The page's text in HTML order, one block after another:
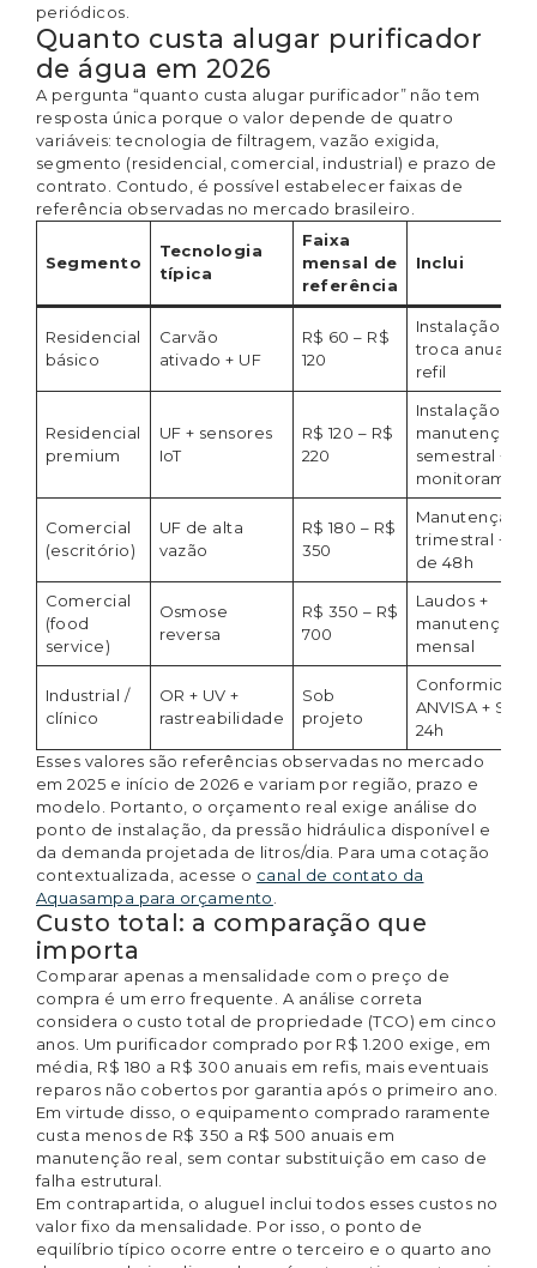
periódicos.
Quanto custa alugar purificador
de água em 2026
A pergunta “quanto custa alugar purificador” não tem
resposta única porque o valor depende de quatro
variáveis: tecnologia de filtragem, vazão exigida,
segmento (residencial, comercial, industrial) e prazo de
contrato. Contudo, é possível estabelecer faixas de
referência observadas no mercado brasileiro.
Segmento
Tecnologia
típica
Faixa
mensal de
referência
Inclui
Residencial
básico
Carvão
ativado + UF
R$ 60 – R$
120
Instalação +
troca anual de
refil
Residencial
premium
UF + sensores
IoT
R$ 120 – R$
220
Instalação +
manutenção
semestral +
Comercial
(escritório)
UF de alta
vazão
R$ 180 – R$
350
Manutenção
trimestral +
de 48h
Comercial
(food
service)
Osmose
reversa
R$ 350 – R$
700
Laudos +
manutenção
mensal
Industrial /
clínico
OR + UV +
rastreabilidade
Sob
projeto
Conformidade
ANVISA + SLA
24h
Esses valores são referências observadas no mercado
em 2025 e início de 2026 e variam por região, prazo e
modelo. Portanto, o orçamento real exige análise do
ponto de instalação, da pressão hidráulica disponível e
da demanda projetada de litros/dia. Para uma cotação
contextualizada, acesse o canal de contato da
Aquasampa para orçamento
Custo total: a comparação que
importa
Comparar apenas a mensalidade com o preço de
compra é um erro frequente. A análise correta
considera o custo total de propriedade (TCO) em cinco
anos. Um purificador comprado por R$ 1.200 exige, em
média, R$ 180 a R$ 300 anuais em refis, mais eventuais
reparos não cobertos por garantia após o primeiro ano.
Em virtude disso, o equipamento comprado raramente
custa menos de R$ 350 a R$ 500 anuais em
manutenção real, sem contar substituição em caso de
falha estrutural.
Em contrapartida, o aluguel inclui todos esses custos no
valor fixo da mensalidade. Por isso, o ponto de
equilíbrio típico ocorre entre o terceiro e o quarto ano